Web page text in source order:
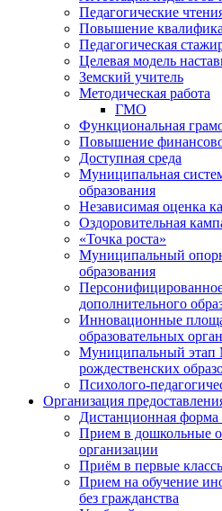
Педагогические
Повышение
Педагогическая
Целевая модель
Земский учитель
Методическая работа
ГМО
Функциональная
Повышение
Доступная среда
Муниципальная
образования
Независимая оценка
Оздоровительная
«Точка роста»
Муниципальный
образования
дополнительного
Инновационные
образовательных
Муниципальный этап
рождественских
Психолого-
Организация
Дистанционная форма
Прием в дошкольные
организации
Приём в первые
Прием на обучение
без гражданства